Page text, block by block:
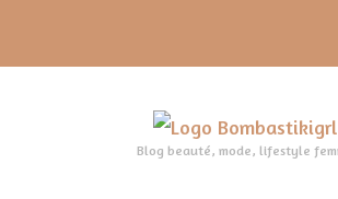
Blog beauté, mode, lifestyle